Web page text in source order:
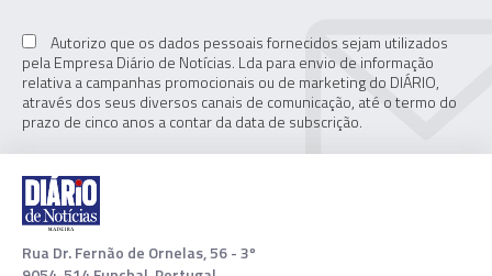
Autorizo que os dados pessoais fornecidos sejam utilizados
pela Empresa Diário de Notícias. Lda para envio de informação
relativa a campanhas promocionais ou de marketing do DIÁRIO,
através dos seus diversos canais de comunicação, até o termo do
prazo de cinco anos a contar da data de subscrição.
Rua Dr. Fernão de Ornelas, 56 - 3º